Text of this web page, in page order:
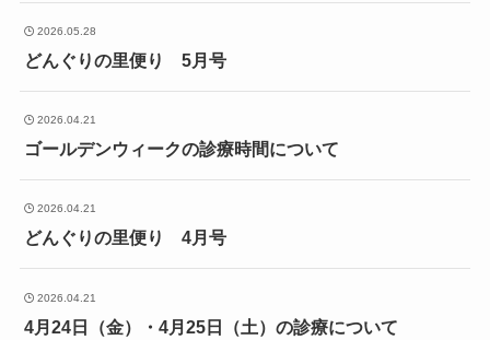
2026.05.28
どんぐりの里便り 5月号
2026.04.21
ゴールデンウィークの診療時間について
2026.04.21
どんぐりの里便り 4月号
2026.04.21
4月24日（金）・4月25日（土）の診療について